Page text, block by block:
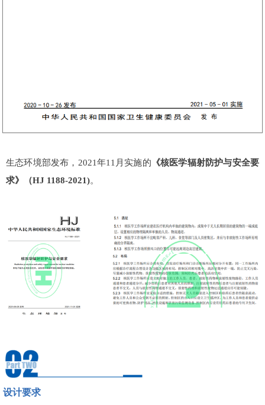
生态环境部发布，2021年11月实施的 《核医学辐射防护与安全要
求》（HJ 1188-2021)。
设计要求